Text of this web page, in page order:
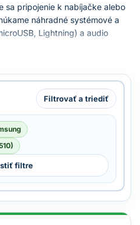
sa pripojenie k nabíjačke alebo
náhradné systémové a
Lightning) a audio
Filtrovať a triediť
filtre